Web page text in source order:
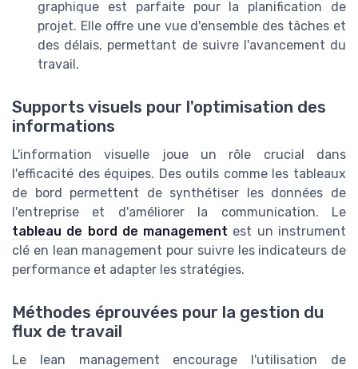
graphique est parfaite pour la planification de
projet. Elle offre une vue d'ensemble des tâches et
des délais, permettant de suivre l'avancement du
travail.
Supports visuels pour l'optimisation des
informations
L'information visuelle joue un rôle crucial dans
l'efficacité des équipes. Des outils comme les tableaux
de bord permettent de synthétiser les données de
l'entreprise et d'améliorer la communication. Le
tableau de bord de management est un instrument
clé en lean management pour suivre les indicateurs de
performance et adapter les stratégies.
Méthodes éprouvées pour la gestion du
flux de travail
Le lean management encourage l'utilisation de